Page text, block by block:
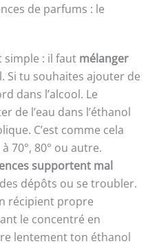
de parfums : le
simple : il faut mélanger
Si tu souhaites ajouter de
dans l’alcool. Le
de l’eau dans l’éthanol
C’est comme cela
70°, 80° ou autre.
supportent mal
dépôts ou se troubler.
récipient propre
le concentré en
lentement ton éthanol